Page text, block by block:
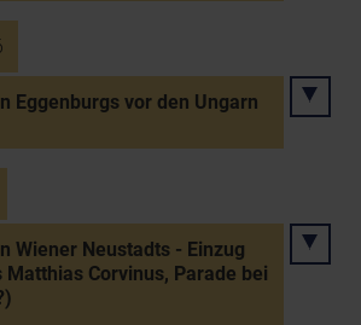
Eggenburgs vor den Ungarn
Wiener Neustadts - Einzug
Matthias Corvinus, Parade bei